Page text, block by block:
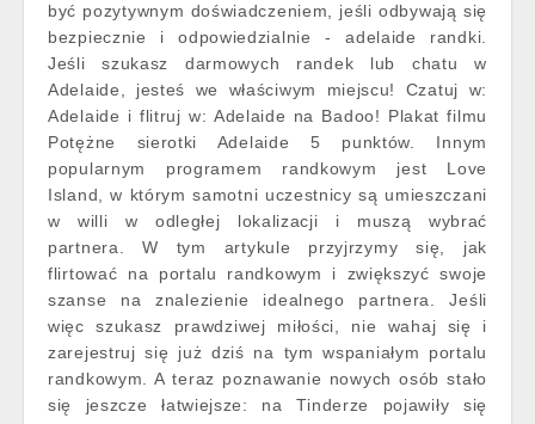
być pozytywnym doświadczeniem, jeśli odbywają się
bezpiecznie i odpowiedzialnie - adelaide randki.
Jeśli szukasz darmowych randek lub chatu w
Adelaide, jesteś we właściwym miejscu! Czatuj w:
Adelaide i flitruj w: Adelaide na Badoo! Plakat filmu
Potężne sierotki Adelaide 5 punktów. Innym
popularnym programem randkowym jest Love
Island, w którym samotni uczestnicy są umieszczani
w willi w odległej lokalizacji i muszą wybrać
partnera. W tym artykule przyjrzymy się, jak
flirtować na portalu randkowym i zwiększyć swoje
szanse na znalezienie idealnego partnera. Jeśli
więc szukasz prawdziwej miłości, nie wahaj się i
zarejestruj się już dziś na tym wspaniałym portalu
randkowym. A teraz poznawanie nowych osób stało
się jeszcze łatwiejsze: na Tinderze pojawiły się